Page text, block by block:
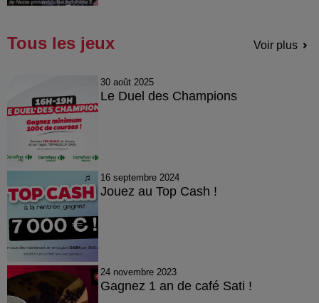
Tous les jeux Voir plus
30 août 2025
Le Duel des Champions
16 septembre 2024
Jouez au Top Cash !
24 novembre 2023
Gagnez 1 an de café Sati !